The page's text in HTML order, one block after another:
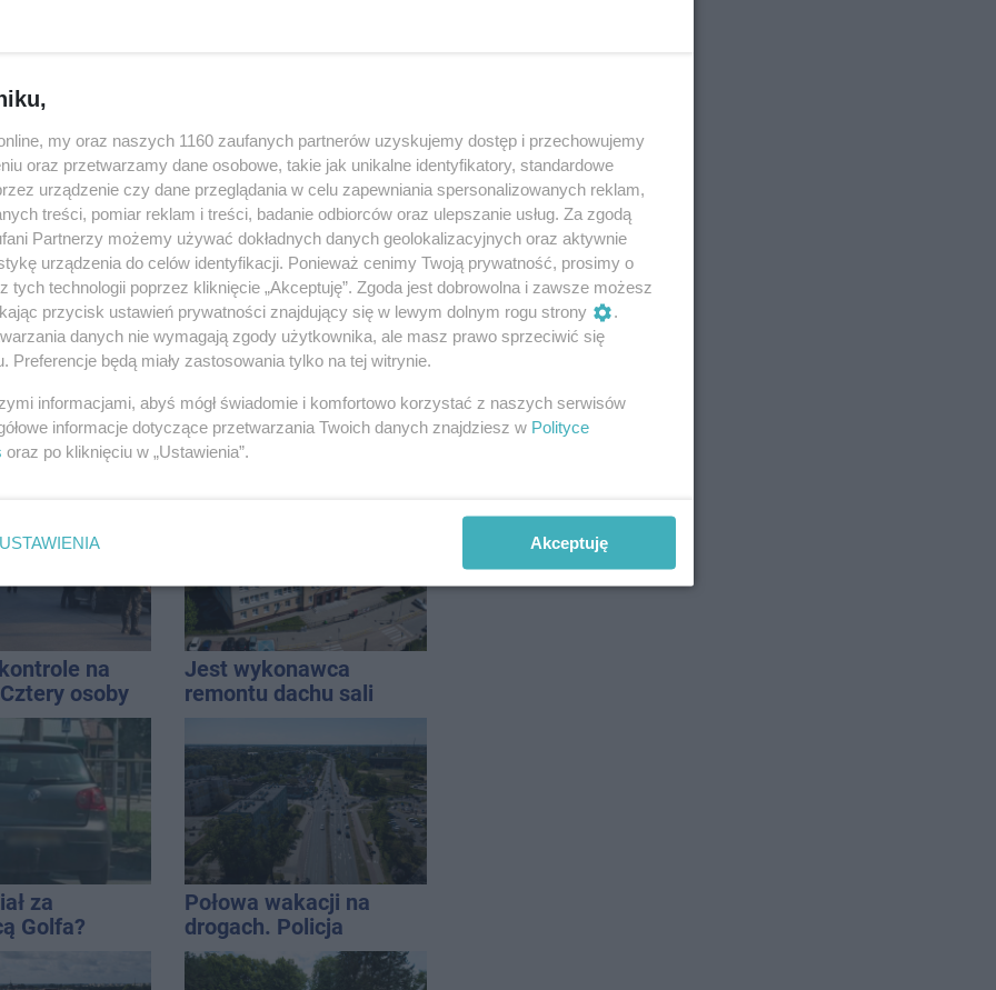
do
Duże utrudnienia na
Dworcowej. Dwa pasy
na
osoby
po alkoholu
Jest wykonawca
remontu dachu sali
za
Golfa?
po
Połowa wakacji na
drogach. Policja
podsumowała lipiec
my oraz naszych 1160 zaufanych partnerów uzyskujemy dostęp i przechowujemy
oraz przetwarzamy dane osobowe, takie jak unikalne identyfikatory, standardowe
urządzenie czy dane przeglądania w celu zapewniania spersonalizowanych reklam,
treści, pomiar reklam i treści, badanie odbiorców oraz ulepszanie usług. Za zgodą
Partnerzy możemy używać dokładnych danych geolokalizacyjnych oraz aktywnie
urządzenia do celów identyfikacji. Ponieważ cenimy Twoją prywatność, prosimy o
tych technologii poprzez kliknięcie „Akceptuję”. Zgoda jest dobrowolna i zawsze możesz
przycisk ustawień prywatności znajdujący się w lewym dolnym rogu strony
.
danych nie wymagają zgody użytkownika, ale masz prawo sprzeciwić się
Preferencje będą miały zastosowania tylko na tej witrynie.
informacjami, abyś mógł świadomie i komfortowo korzystać z naszych serwisów
informacje dotyczące przetwarzania Twoich danych znajdziesz w Polityce
oraz po kliknięciu w „Ustawienia”.
USTAWIENIA Akceptuję